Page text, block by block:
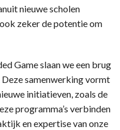
nieuwe scholen
zeker de potentie om
Game slaan we een brug
samenwerking vormt
initiatieven, zoals de
programma’s verbinden
en expertise van onze